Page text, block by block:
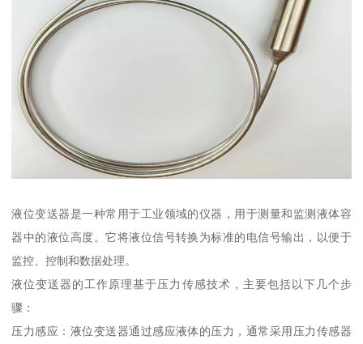
液位变送器是一种常用于工业领域的仪器，用于测量和监测液体容
器中的液位高度。它将液位信号转换为标准的电信号输出，以便于
监控、控制和数据处理。
液位变送器的工作原理基于压力传感技术，主要包括以下几个步
骤：
压力感应：液位变送器通过感应液体的压力，通常采用压力传感器